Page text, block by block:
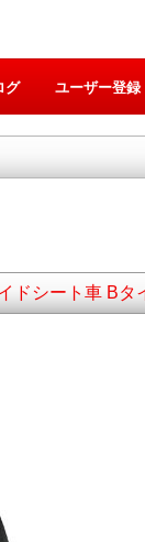
グ ユーザー登録
ドシート車 Bタ